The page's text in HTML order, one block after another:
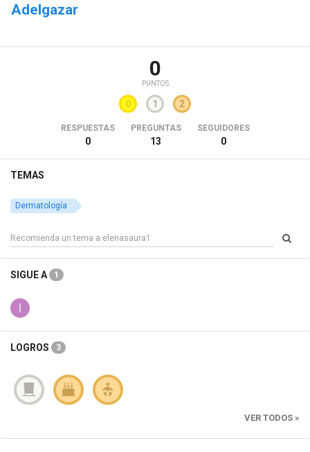
Adelgazar
0
PUNTOS
0 1 2
RESPUESTAS
0
PREGUNTAS
13
SEGUIDORES
0
TEMAS
Dermatología
SIGUE A 1
LOGROS 3
VER TODOS »